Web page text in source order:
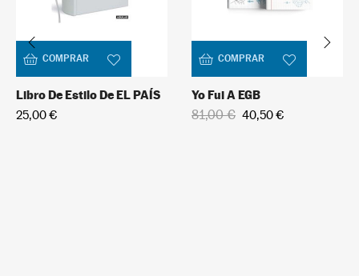
COMPRAR
Libro De Estilo De EL PAÍS
25,00 €
COMPRAR
Yo Fui A EGB
81,00 € 40,50 €